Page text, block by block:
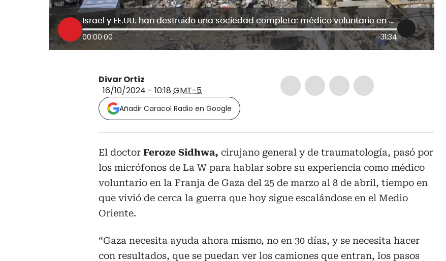
Israel y EE.UU. han destruido una sociedad completa: médico voluntario en Franja de Gaza
00:00:00 31:34
Divar Ortiz
16/10/2024 - 10:18 GMT-5
Añadir Caracol Radio en Google
El doctor Feroze Sidhwa, cirujano general y de traumatología, pasó por
los micrófonos de La W para hablar sobre su experiencia como médico
voluntario en la Franja de Gaza del 25 de marzo al 8 de abril, tiempo en
que vivió de cerca la guerra que hoy sigue escalándose en el Medio
Oriente.
“Gaza necesita ayuda ahora mismo, no en 30 días, y se necesita hacer
con resultados, que se puedan ver los camiones que entran, los pasos